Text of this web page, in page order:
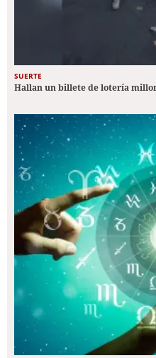
SUERTE
Hallan un billete de lotería